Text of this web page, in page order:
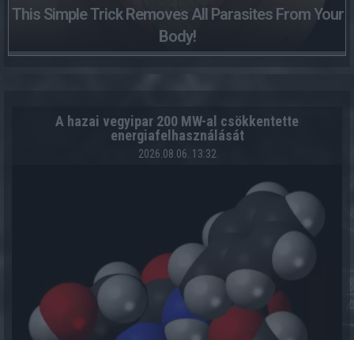
This Simple Trick Removes All Parasites From Your
Body!
A hazai vegyipar 200 MW-al csökkentette
energiafelhasználását
2026.08.06. 13:32